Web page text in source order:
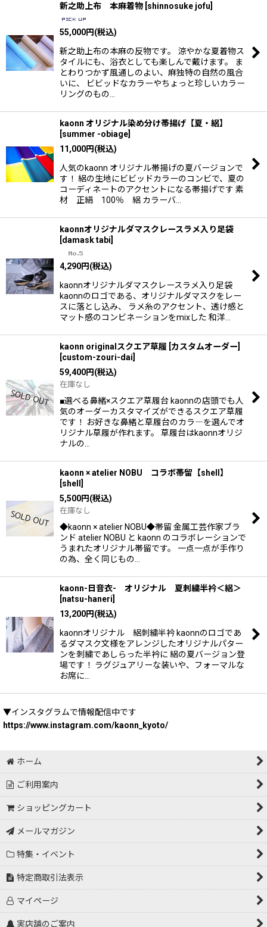
新之助上布 本麻着物 shinnosuke jofu
55,000円(税込)
新之助上布の本麻の反物です。 涼やかな夏着物ス
タイルにも、浴衣としても楽しんで戴けます。 ま
とわりつかず風通しのよい、麻独特の自然の風合
いに、 ビビッドなカラーやちょっと珍しいカラー
リングのもの…
kaonn オリジナル染め分け帯揚げ【夏・絽】
summer -obiage
11,000円(税込)
人気のkaonn オリジナル帯揚げの夏バージョンで
す！ 絽の生地にビビッドカラーのコンビで、夏の
コーディネートのアクセントになる帯揚げです 素
材 正絹 100％ 絽 カラーバ…
kaonnオリジナルダマスクレースラメ入り足袋
damask tabi
4,290円(税込)
kaonnオリジナルダマスクレースラメ入り足袋
kaonnのロゴである、オリジナルダマスクをレー
スに落とし込み、 ラメ糸のアクセント、透け感と
マット感のコンビネーションをmixした 和洋…
kaonn originalスクエア草履 [カスタムオーダー]
[custom-zouri-dai]
59,400円(税込)
在庫なし
■選べる鼻緒×スクエア草履台 kaonnの店頭でも人
気のオーダーカスタマイズができるスクエア草履
です！ お好きな鼻緒と草履台のカラ―を選んでオ
リジナル草履が作れます。 草履台はkaonnオリジ
ナルの…
kaonn × atelier NOBU コラボ帯留【shell】
[shell]
5,500円(税込)
在庫なし
◆kaonn × atelier NOBU◆帯留 金属工芸作家ブラ
ンド atelier NOBU と kaonn のコラボレーションで
うまれたオリジナル帯留です。 一点一点が手作り
の為、全く同じもの…
kaonn-日音衣- オリジナル 夏刺繍半衿＜絽＞
[natsu-haneri]
13,200円(税込)
kaonnオリジナル 絽刺繍半衿 kaonnのロゴであ
るダマスク文様をアレンジしたオリジナルパター
ンを刺繍であしらった半衿に 絽の夏バージョン登
場です！ ラグジュアリーな装いや、フォーマルな
お席に…
▼インスタグラムで情報配信中です
https://www.instagram.com/kaonn_kyoto/
ホーム
ご利用案内
ショッピングカート
メールマガジン
特集・イベント
特定商取引法表示
マイページ
実店舗のご案内